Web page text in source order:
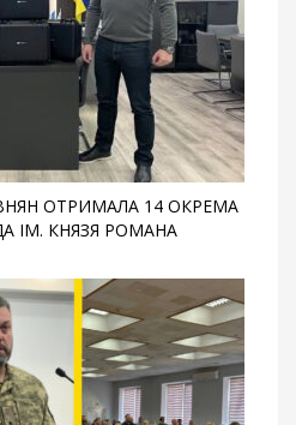
ОТРИМАЛА 14 ОКРЕМА
ІМ. КНЯЗЯ РОМАНА